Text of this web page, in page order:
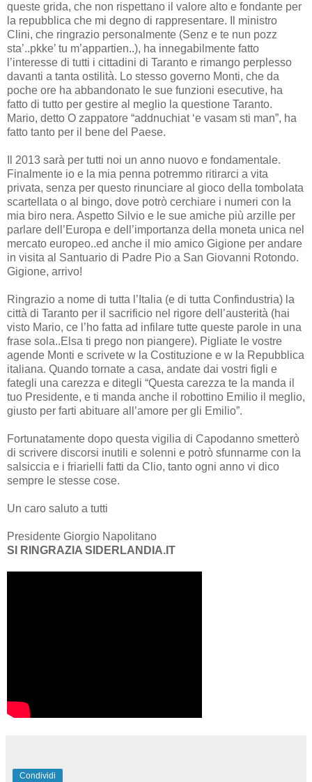
queste grida, che non rispettano il valore alto e fondante per
la repubblica che mi degno di rappresentare. Il ministro
Clini, che ringrazio personalmente (Senz e te nun pozz
sta’..pkke’ tu m’appartien..), ha innegabilmente fatto
l’interesse di tutti i cittadini di Taranto e rimango perplesso
davanti a tanta ostilità. Lo stesso governo Monti, che da
poche ore ha abbandonato le sue funzioni esecutive, ha
fatto di tutto per gestire al meglio la questione Taranto.
Mario, detto O zappatore “addnuchiat ‘e vasam sti man”, ha
fatto tanto per il bene del Paese.
Il 2013 sarà per tutti noi un anno nuovo e fondamentale.
Finalmente io e la mia penna potremmo ritirarci a vita
privata, senza per questo rinunciare al gioco della tombolata
scartellata o al bingo, dove potrò cerchiare i numeri con la
mia biro nera. Aspetto Silvio e le sue amiche più arzille per
parlare dell’Europa e dell’importanza della moneta unica nel
mercato europeo..ed anche il mio amico Gigione per andare
in visita al Santuario di Padre Pio a San Giovanni Rotondo.
Gigione, arrivo!
Ringrazio a nome di tutta l’Italia (e di tutta Confindustria) la
città di Taranto per il sacrificio nel rigore dell’austerità (hai
visto Mario, ce l’ho fatta ad infilare tutte queste parole in una
frase sola..Elsa ti prego non piangere). Pigliate le vostre
agende Monti e scrivete w la Costituzione e w la Repubblica
italiana. Quando tornate a casa, andate dai vostri figli e
fategli una carezza e ditegli “Questa carezza te la manda il
tuo Presidente, e ti manda anche il robottino Emilio il meglio,
giusto per farti abituare all’amore per gli Emilio”.
Fortunatamente dopo questa vigilia di Capodanno smetterò
di scrivere discorsi inutili e solenni e potrò sfunnarme con la
salsiccia e i friarielli fatti da Clio, tanto ogni anno vi dico
sempre le stesse cose.
Un caro saluto a tutti
Presidente Giorgio Napolitano
SI RINGRAZIA SIDERLANDIA.IT
Condividi